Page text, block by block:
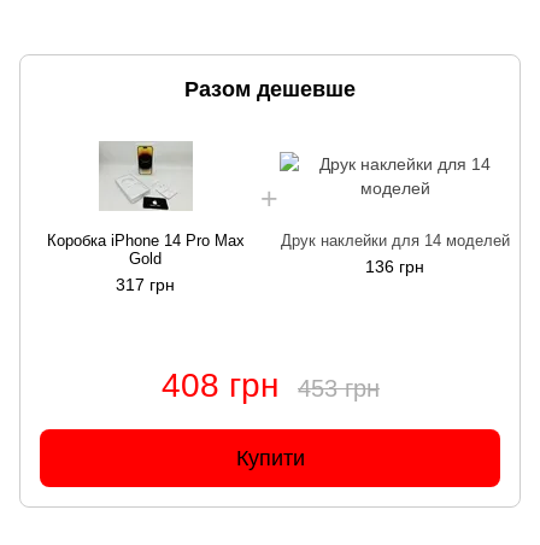
Разом дешевше
Коробка iPhone 14 Pro Max
Gold
317 грн
Друк наклейки для 14 моделей
136 грн
408 грн 453 грн
Купити